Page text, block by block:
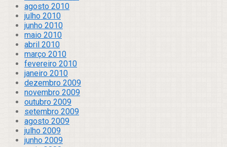
agosto 2010
julho 2010
junho 2010
maio 2010
abril 2010
março 2010
fevereiro 2010
janeiro 2010
dezembro 2009
novembro 2009
outubro 2009
setembro 2009
agosto 2009
julho 2009
junho 2009